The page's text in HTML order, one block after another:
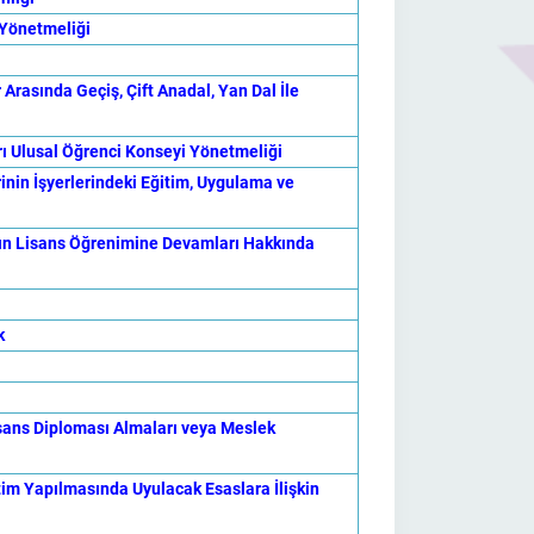
Geçiş, Çift Anadal, Yan Dal İle
Ulusal Öğrenci Konseyi Yönetmeliği
İşyerlerindeki Eğitim, Uygulama ve
Lisans Öğrenimine Devamları Hakkında
Diploması Almaları veya Meslek
Yapılmasında Uyulacak Esaslara İlişkin